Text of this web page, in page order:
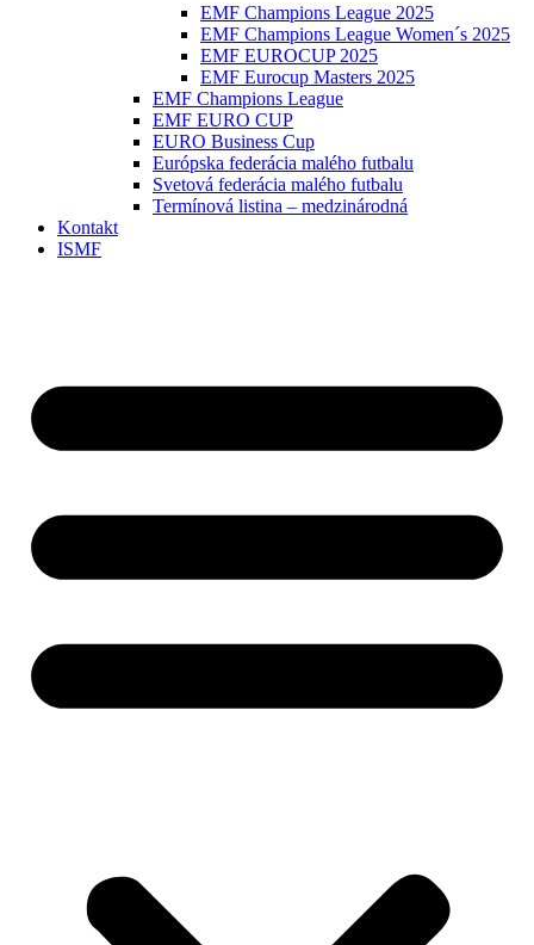
EMF Champions League 2025
EMF Champions League Women´s 2025
EMF EUROCUP 2025
EMF Eurocup Masters 2025
EMF Champions League
EMF EURO CUP
EURO Business Cup
Európska federácia malého futbalu
Svetová federácia malého futbalu
Termínová listina – medzinárodná
Kontakt
ISMF